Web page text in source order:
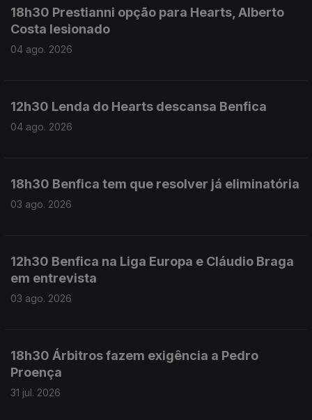
18h30 Prestianni opção para Hearts, Alberto
Costa lesionado
04 ago. 2026
12h30 Lenda do Hearts descansa Benfica
04 ago. 2026
18h30 Benfica tem que resolver já eliminatória
03 ago. 2026
12h30 Benfica na Liga Europa e Cláudio Braga
em entrevista
03 ago. 2026
18h30 Árbitros fazem exigência a Pedro
Proença
31 jul. 2026